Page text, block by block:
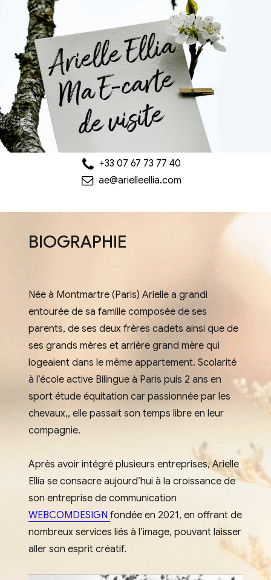
+33 07 67 73 77 40
ae@arielleellia.com
BIOGRAPHIE
Née à Montmartre (Paris) Arielle a grandi
entourée de sa famille composée de ses
parents, de ses deux frères cadets ainsi que de
ses grands mères et arrière grand mère qui
logeaient dans le même appartement. Scolarité
à l’école active Bilingue à Paris puis 2 ans en
sport étude équitation car passionnée par les
chevaux,, elle passait son temps libre en leur
compagnie.
Après avoir intégré plusieurs entreprises, Arielle
Ellia se consacre aujourd’hui à la croissance de
son entreprise de communication
WEBCOMDESIGNfondée en 2021, en offrant de
nombreux services liés à l’image, pouvant laisser
aller son esprit créatif.